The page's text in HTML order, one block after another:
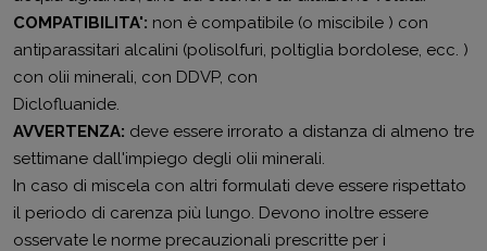
COMPATIBILITA': non è compatibile (o miscibile ) con
antiparassitari alcalini (polisolfuri, poltiglia bordolese, ecc. )
con olii minerali, con DDVP, con
Diclofluanide.
AVVERTENZA: deve essere irrorato a distanza di almeno tre
settimane dall'impiego degli olii minerali.
In caso di miscela con altri formulati deve essere rispettato
il periodo di carenza più lungo. Devono inoltre essere
osservate le norme precauzionali prescritte per i